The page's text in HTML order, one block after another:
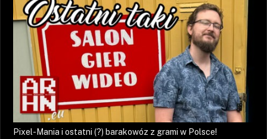
Pixel-Mania i ostatni (?) barakowóz z grami w Polsce!